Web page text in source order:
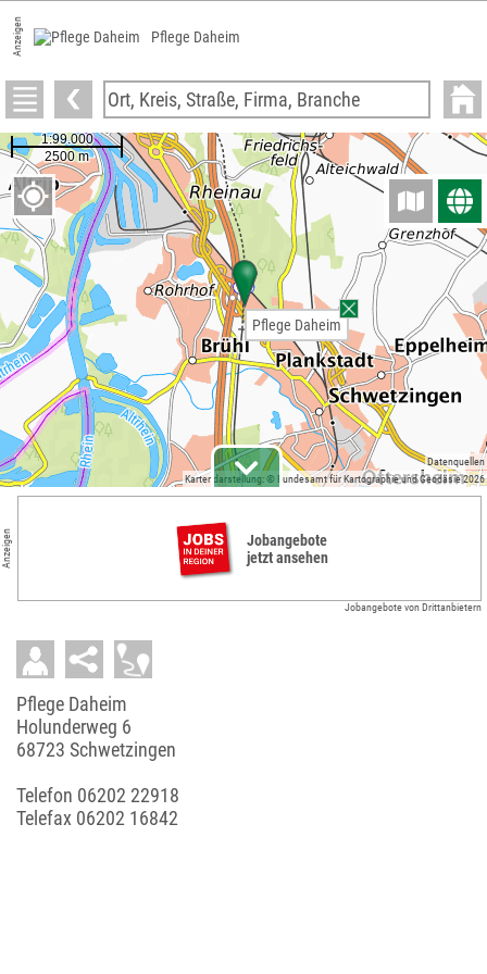
Anzeigen Pflege Daheim
Kartendarstellung: © Bundesamt für Kartographie und Geodäsie 2026
Datenquellen
Pflege Daheim
Anzeigen
Jobangebote
jetzt ansehen
Jobangebote von Drittanbietern
Pflege Daheim
Holunderweg 6
68723 Schwetzingen
Telefon 06202 22918
Telefax 06202 16842